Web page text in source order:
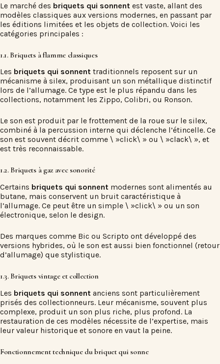
Le marché des briquets qui sonnent est vaste, allant des
modèles classiques aux versions modernes, en passant par
les éditions limitées et les objets de collection. Voici les
catégories principales :
1.1. Briquets à flamme classiques
Les briquets qui sonnent traditionnels reposent sur un
mécanisme à silex, produisant un son métallique distinctif
lors de l’allumage. Ce type est le plus répandu dans les
collections, notamment les Zippo, Colibri, ou Ronson.
Le son est produit par le frottement de la roue sur le silex,
combiné à la percussion interne qui déclenche l’étincelle. Ce
son est souvent décrit comme \ »click\ » ou \ »clack\ », et
est très reconnaissable.
1.2. Briquets à gaz avec sonorité
Certains briquets qui sonnent modernes sont alimentés au
butane, mais conservent un bruit caractéristique à
l’allumage. Ce peut être un simple \ »click\ » ou un son
électronique, selon le design.
Des marques comme Bic ou Scripto ont développé des
versions hybrides, où le son est aussi bien fonctionnel (retour
d’allumage) que stylistique.
1.3. Briquets vintage et collection
Les briquets qui sonnent anciens sont particulièrement
prisés des collectionneurs. Leur mécanisme, souvent plus
complexe, produit un son plus riche, plus profond. La
restauration de ces modèles nécessite de l’expertise, mais
leur valeur historique et sonore en vaut la peine.
Fonctionnement technique du briquet qui sonne